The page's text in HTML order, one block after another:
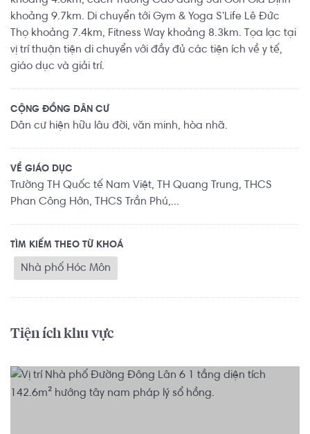
khoảng 9.7km. Di chuyển tới Gym & Yoga S'Life Lê Đức
Thọ khoảng 7.4km, Fitness Way khoảng 8.3km. Tọa lạc tại
vị trí thuận tiện di chuyển với đầy đủ các tiện ích về y tế,
giáo dục và giải trí.
CỘNG ĐỒNG DÂN CƯ
Dân cư hiện hữu lâu đời, văn minh, hòa nhã.
VỀ GIÁO DỤC
Trường TH Quốc tế Nam Việt, TH Quang Trung, THCS
Phan Công Hớn, THCS Trần Phú,...
TÌM KIẾM THEO TỪ KHOÁ
Nhà phố Hóc Môn
Tiện ích khu vực